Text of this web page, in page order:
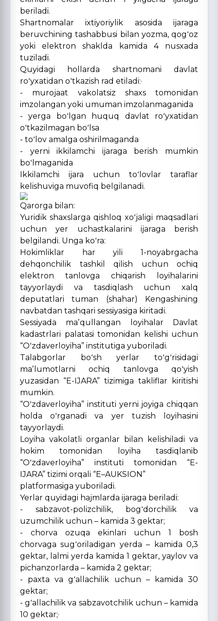
beriladi.
Shartnomalar ixtiyoriylik asosida ijaraga
beruvchining tashabbusi bilan yozma, qogʻoz
yoki elektron shaklda kamida 4 nusxada
tuziladi.
Quyidagi hollarda shartnomani davlat
roʻyxatidan oʻtkazish rad etiladi:·
- murojaat vakolatsiz shaxs tomonidan
imzolangan yoki umuman imzolanmaganida
- yerga boʻlgan huquq davlat roʻyxatidan
oʻtkazilmagan boʻlsa
- toʻlov amalga oshirilmaganda
- yerni ikkilamchi ijaraga berish mumkin
boʻlmaganida
Ikkilamchi ijara uchun toʻlovlar taraflar
kelishuviga muvofiq belgilanadi.
Qarorga bilan:
Yuridik shaxslarga qishloq xoʻjaligi maqsadlari
uchun yer uchastkalarini ijaraga berish
belgilandi. Unga koʻra:
Hokimliklar har yili 1-noyabrgacha
dehqonchilik tashkil qilish uchun ochiq
elektron tanlovga chiqarish loyihalarini
tayyorlaydi va tasdiqlash uchun xalq
deputatlari tuman (shahar) Kengashining
navbatdan tashqari sessiyasiga kiritadi.
Sessiyada maʼqullangan loyihalar Davlat
kadastrlari palatasi tomonidan kelishi uchun
“Oʻzdaverloyiha” institutiga yuboriladi.
Talabgorlar boʻsh yerlar toʻgʻrisidagi
maʼlumotlarni ochiq tanlovga qoʻyish
yuzasidan “E-IJARA” tizimiga takliflar kiritishi
mumkin.
“Oʻzdaverloyiha” instituti yerni joyiga chiqqan
holda oʻrganadi va yer tuzish loyihasini
tayyorlaydi.
Loyiha vakolatli organlar bilan kelishiladi va
hokim tomonidan loyiha tasdiqlanib
“Oʻzdaverloyiha” instituti tomonidan “E-
IJARA” tizimi orqali “E–AUKSION”
platformasiga yuboriladi.
Yerlar quyidagi hajmlarda ijaraga beriladi:
- sabzavot-polizchilik, bogʻdorchilik va
uzumchilik uchun – kamida 3 gektar;
- chorva ozuqa ekinlari uchun 1 bosh
chorvaga sugʻoriladigan yerda – kamida 0,3
gektar, lalmi yerda kamida 1 gektar, yaylov va
pichanzorlarda – kamida 2 gektar;
- paxta va gʻallachilik uchun – kamida 30
gektar;
- gʻallachilik va sabzavotchilik uchun – kamida
10 gektar;·